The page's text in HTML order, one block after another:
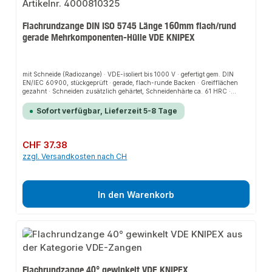
Flachrundzange DIN ISO 5745 Länge 160mm flach/rund
gerade Mehrkomponenten-Hülle VDE KNIPEX
mit Schneide (Radiozange) · VDE-isoliert bis 1000 V · gefertigt gem. DIN
EN/IEC 60900, stückgeprüft · gerade, flach-runde Backen · Greifflächen
gezahnt · Schneiden zusätzlich gehärtet, Schneidenhärte ca. 61 HRC ·
verchromtWeitere technische Eigenschaften:· Form: 0· Backenlänge: 50mm·
Spitzenbreite: 3mm· Spitzenstärke: 2,5mm· Zange: verchromt·
Sofort verfügbar, Lieferzeit 5-8 Tage
Regulärer Preis:
CHF 37.38
zzgl. Versandkosten nach CH
In den Warenkorb
Flachrundzange 40° gewinkelt VDE KNIPEX